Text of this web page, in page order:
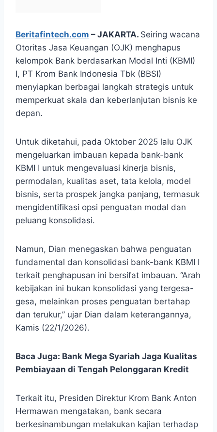
Beritafintech.com – JAKARTA. Seiring wacana
Otoritas Jasa Keuangan (OJK) menghapus
kelompok Bank berdasarkan Modal Inti (KBMI)
I, PT Krom Bank Indonesia Tbk (BBSI)
menyiapkan berbagai langkah strategis untuk
memperkuat skala dan keberlanjutan bisnis ke
depan.
Untuk diketahui, pada Oktober 2025 lalu OJK
mengeluarkan imbauan kepada bank-bank
KBMI I untuk mengevaluasi kinerja bisnis,
permodalan, kualitas aset, tata kelola, model
bisnis, serta prospek jangka panjang, termasuk
mengidentifikasi opsi penguatan modal dan
peluang konsolidasi.
Namun, Dian menegaskan bahwa penguatan
fundamental dan konsolidasi bank-bank KBMI I
terkait penghapusan ini bersifat imbauan. “Arah
kebijakan ini bukan konsolidasi yang tergesa-
gesa, melainkan proses penguatan bertahap
dan terukur,” ujar Dian dalam keterangannya,
Kamis (22/1/2026).
Baca Juga: Bank Mega Syariah Jaga Kualitas
Pembiayaan di Tengah Pelonggaran Kredit
Terkait itu, Presiden Direktur Krom Bank Anton
Hermawan mengatakan, bank secara
berkesinambungan melakukan kajian terhadap